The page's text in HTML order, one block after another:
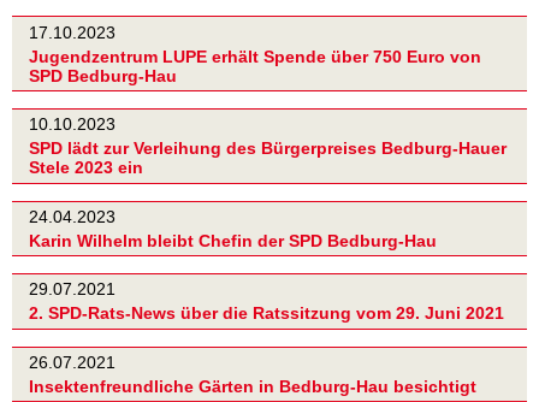
17.10.2023
Jugendzentrum LUPE erhält Spende über 750 Euro von
SPD Bedburg-Hau
10.10.2023
SPD lädt zur Verleihung des Bürgerpreises Bedburg-Hauer
Stele 2023 ein
24.04.2023
Karin Wilhelm bleibt Chefin der SPD Bedburg-Hau
29.07.2021
2. SPD-Rats-News über die Ratssitzung vom 29. Juni 2021
26.07.2021
Insektenfreundliche Gärten in Bedburg-Hau besichtigt